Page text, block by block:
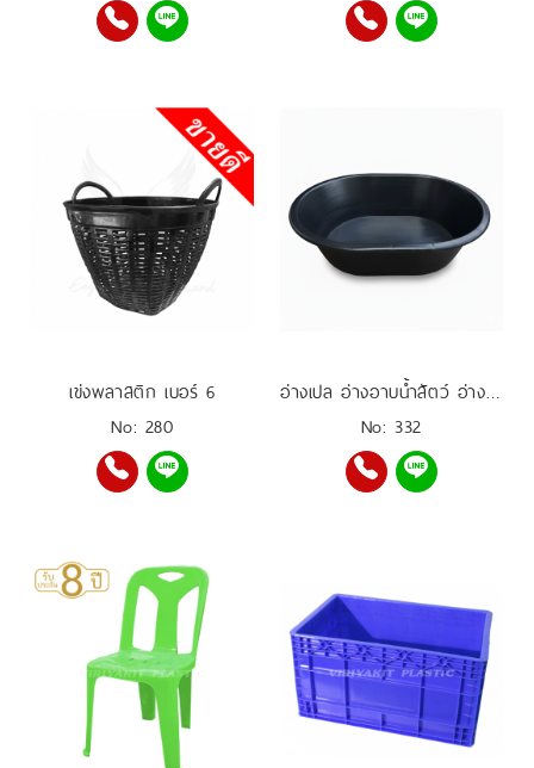
เข่งพลาสติก เบอร์ 6
No: 280
อ่างเปล อ่างอาบน้ำสัตว์ อ่างเลี้ยงปลา อ่างผสมปูน 200 ลิตร
No: 332